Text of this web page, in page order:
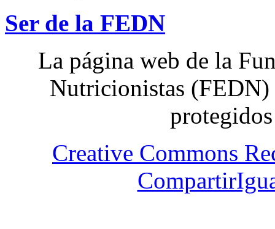
Ser de la FEDN
La página web de la
Nutricionistas (FEDN)
Creative Commons